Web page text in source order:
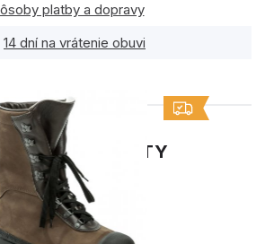
platby a dopravy
14 dní na vrátenie obuvi
PRODUKTY